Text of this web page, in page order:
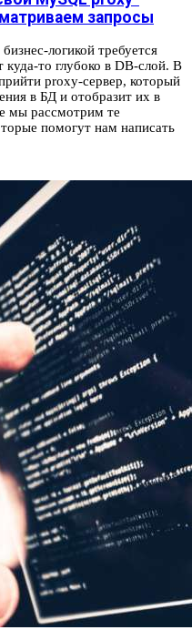
запросы
логикой требуется
куда-то глубоко в DB-слой. В
proxy-сервер, который
в БД и отобразит их в
мы рассмотрим те
помогут нам написать